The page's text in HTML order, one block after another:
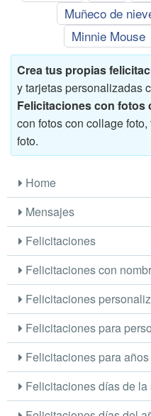
Muñeco de
Minnie Mouse
Crea tus propias
y tarjetas personalizadas
Felicitaciones con fotos
con fotos con collage
foto.
Home
Mensajes
Felicitaciones
Felicitaciones con
Felicitaciones
Felicitaciones para
Felicitaciones para años
Felicitaciones días de la